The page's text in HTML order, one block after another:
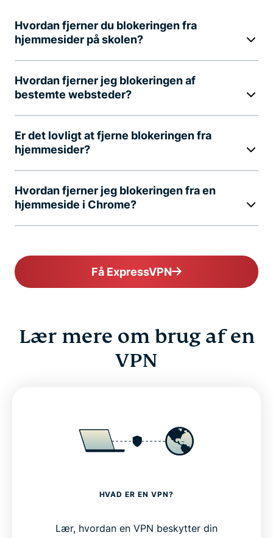
Hvordan fjerner du blokeringen fra
hjemmesider på skolen?
Hvordan fjerner jeg blokeringen af
bestemte websteder?
Er det lovligt at fjerne blokeringen fra
hjemmesider?
Hvordan fjerner jeg blokeringen fra en
hjemmeside i Chrome?
Få ExpressVPN
Lær mere om brug af en
VPN
HVAD ER EN VPN?
Lær, hvordan en VPN beskytter din